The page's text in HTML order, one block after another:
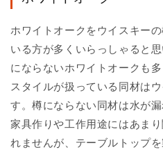
ホワイトオークをウイスキー
いる方が多くいらっしゃると
にならないホワイトオークも
スタイルが扱っている同材は
す。樽にならない同材は水が
家具作りや工作用途にはあま
れませんが、テーブルトップ